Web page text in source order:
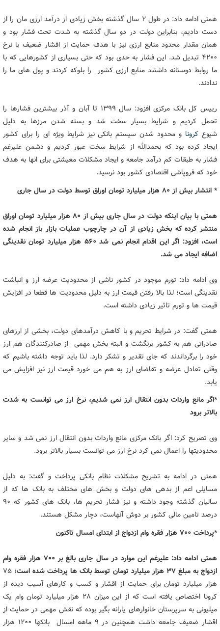
همتی ادامه داد: در طول 2 سال گذشته بخش زیادی از درآمد ارزی مان را از
دست دادیم، بنابراین دولت در دو سال گذشته به شدت تحت فشار بود و
همان مقدار محدود منابع ارزی نیز با هدف حمایت از اقشار ضعیف با نرخ
4200 تبدیل شد. این فشار به حدی بود که حتی بسیاری از کشورهایی که با
ما روابط دوستانه داشتند منابع ارزی کشور را بلوکه کردند و پول های ما را
ندادند.
رییس کل بانک مرکزی افزود: سال 1399 تا آبان و آذر بیشترین فشارها را
تحمل کردیم و شرایط بسیار سخت شد و بسته شدن مرزها به دلیل
شیوع کرونا و محدود شدن سیستم بانکی نیز شرایط ویژه ای را برای کشور
ایجاد کرده بود که بحمدالله از شرایط سخت عبور کردیم و دشمن علیرغم
فشار به طبقات کم درآمد جامعه و ایجاد مشکلات معیشتی برای انها به هدف
خود که فروپاشی اقتصادی کشور بود نرسید.
* انتشار بیش از 80 هزار میلیارد تومان اوراق توسط دولت در سال جاری
همتی با بیان اینکه دولت در سال جاری بیش از 80 هزار میلیارد تومان اوراق
منتشر کرده که بخش زیادی از آن در چارچوب عملیات بازار باز انجام شده
است، افزود: اگر این اقدام انجام نمی شد 560 هزار میلیارد تومان نقدینگی
اضافه ایجاد می شد.
وی ادامه داد: تورم موجود در کشور ناشی از محدودیت عرضه ارز و انباشت
نقدینگی است؛ لذا بالا رفتن قیمت ارز به دلیل محدودیت ها قطعا در افزایش
قیمت ها و تورم تاثیر زیادی داشته است.
همتی گفت: در شرایط تحریم و با کاهش درآمدهای دولت، بخشی از ارزهای
صادراتی هم به کشور برنگشت و البته بخش مهمی از صادرکنندگان هم ارز
خود را برگرداندند که جای تقدیر و تشکر دارد. لذا باید توجه داشته باشیم که
وقتی تعادل عرضه و تقاضای ارز به هم می خورد قیمت ارز نیز افزایش می
یابد.
*اگر مانع واردات بدون انتقال ارز نمی شدیم، نرخ ارز می توانست به شدت
بالاتر برود
وی تصریح کرد: اگر بانک مرکزی مانع واردات بدون انتقال ارز نمی شد و سایر
محدودیتها را اعمال نمی کرد نرخ ارز می توانست بسیار بالاتر برود.
همتی در ادامه به تشریح مشکلات نظام بانکی پرداخت و گفت: به دلیل
مسایلی اعم از بدهی های دولت و بخش های مختلف به بانک ها که از
سالیان گذشته وجود داشته و نیز فشار تحریم ها، بانک های کشور که 90
درصد تامین مالی کشور بر دوش آنهاست، دچار مشکل هستند.
*پرداخت 700 هزار فقره وام ازدواج از ابتدای امسال تاکنون
همتی ادامه داد: علیرغم این موارد در سال جاری بالغ بر 700 هزار فقره وام
ازدواج به مبلغ ۳۷ هزار میلیارد تومان توسط بانک ها پرداخت شده است
؛ 75
هزار میلیارد تومان برای حمایت از اقشار و کسب و کارهای آسیب دیده از
کرونا اختصاص یافته است که از این میزان 28 هزار میلیارد تومان وام یک
میلیونی به سرپرستان خانوارهای یارانه بگیر بوده که نقش مهمی در حمایت از
اقشار ضعیف جامعه داشت همچنین در ۹ ماهه امسال بانکها ۱۲۰۰ هزار